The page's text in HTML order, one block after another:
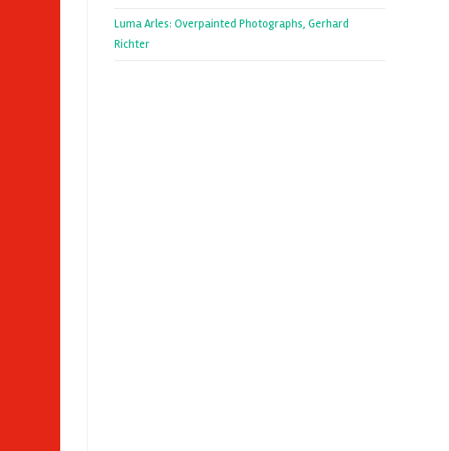
Luma Arles: Overpainted Photographs, Gerhard
Richter